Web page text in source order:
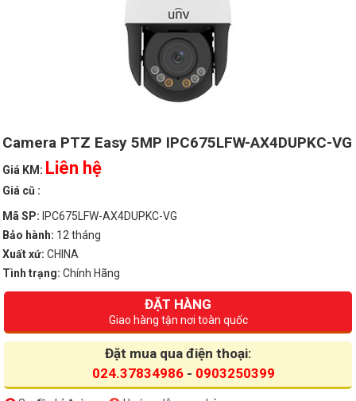
Camera PTZ Easy 5MP IPC675LFW-AX4DUPKC-VG
Giá KM: Liên hệ
Giá cũ :
Mã SP: IPC675LFW-AX4DUPKC-VG
Bảo hành: 12 tháng
Xuất xứ: CHINA
Tình trạng: Chính Hãng
ĐẶT HÀNG
Giao hàng tận nơi toàn quốc
Đặt mua qua điện thoại:
024.37834986- 0903250399